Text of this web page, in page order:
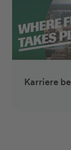
Karriere